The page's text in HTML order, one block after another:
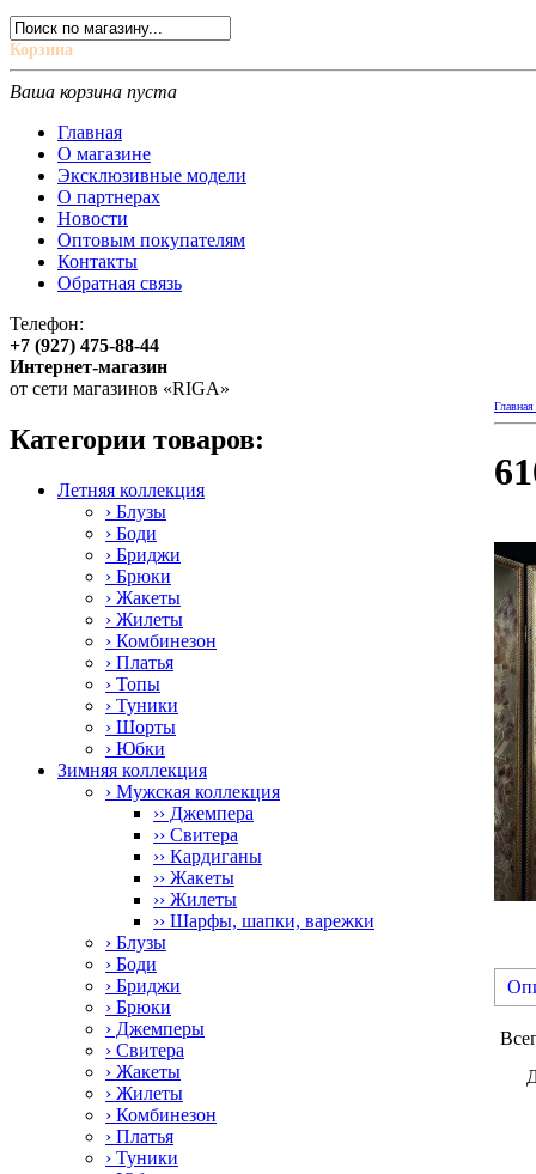
Корзина
Ваша корзина пуста
Главная
О магазине
Эксклюзивные модели
О партнерах
Новости
Оптовым покупателям
Контакты
Обратная связь
Телефон:
+7 (927) 475-88-44
Интернет-магазин
от сети магазинов «RIGA»
Категории товаров:
Летняя коллекция
› Блузы
› Боди
› Бриджи
› Брюки
› Жакеты
› Жилеты
› Комбинезон
› Платья
› Топы
› Туники
› Шорты
› Юбки
Зимняя коллекция
› Мужская коллекция
›› Джемпера
›› Свитера
›› Кардиганы
›› Жакеты
›› Жилеты
›› Шарфы, шапки, варежки
› Блузы
› Боди
› Бриджи
› Брюки
› Джемперы
› Свитера
› Жакеты
› Жилеты
› Комбинезон
› Платья
› Туники
Главная